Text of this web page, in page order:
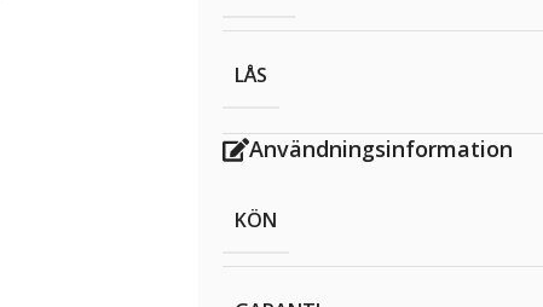
LÅS
Användningsinformation
KÖN